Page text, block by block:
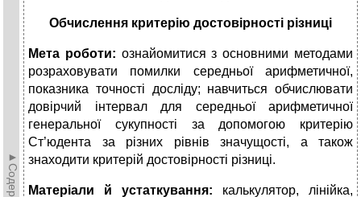
Обчислення критерію достовірності різниці
Мета роботи: ознайомитися з основними методами
розраховувати помилки середньої арифметичної,
показника точності досліду; навчиться обчислювати
довірчий інтервал для середньої арифметичної
генеральної сукупності за допомогою критерію
Ст’юдента за різних рівнів значущості, а також
знаходити критерій достовірності різниці.
Матеріали й устаткування: калькулятор, лінійка,